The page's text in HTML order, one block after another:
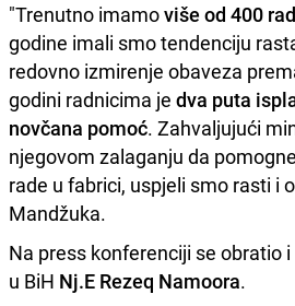
"Trenutno imamoviše od 400
godine imali smo tendenciju
redovno izmirenje obaveza
godini radnicima je dva puta
novčana pomoć. Zahvaljujući
njegovom zalaganju da
rade u fabrici, uspjeli smo rasti i
Mandžuka.
Na press konferenciji se obratio
u BiH Nj.E Rezeq Namoora.